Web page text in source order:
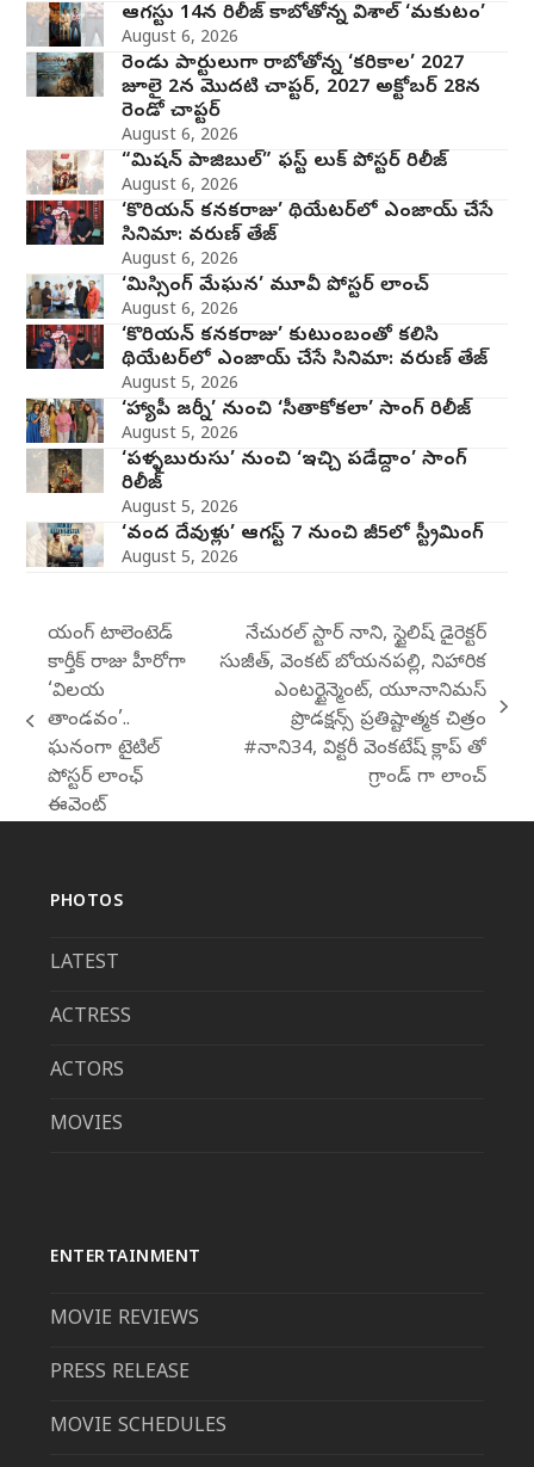
ఆగస్టు 14న రిలీజ్ కాబోతోన్న విశాల్ ‘మకుటం’
August 6, 2026
రెండు పార్టులుగా రాబోతోన్న ‘కరికాల’ 2027
జూలై 2న మొదటి చాప్టర్‌, 2027 అక్టోబర్ 28న
రెండో చాప్టర్
August 6, 2026
“మిషన్ పాజిబుల్” ఫస్ట్ లుక్ పోస్టర్ రిలీజ్
August 6, 2026
‘కొరియన్ కనకరాజు’ థియేటర్‌లో ఎంజాయ్ చేసే
సినిమా: వరుణ్ తేజ్
August 6, 2026
‘మిస్సింగ్ మేఘన’ మూవీ పోస్టర్ లాంచ్
August 6, 2026
‘కొరియన్ కనకరాజు’ కుటుంబంతో కలిసి
థియేటర్‌లో ఎంజాయ్ చేసే సినిమా: వరుణ్ తేజ్
August 5, 2026
‘హ్యాపీ జర్నీ’ నుంచి ‘సీతాకోకలా’ సాంగ్ రిలీజ్
August 5, 2026
‘పళ్ళబురుసు’ నుంచి ‘ఇచ్చి పడేద్దాం’ సాంగ్
రిలీజ్
August 5, 2026
‘వంద దేవుళ్లు’ ఆగస్ట్ 7 నుంచి జీ5లో స్ట్రీమింగ్
August 5, 2026
previous
post:
యంగ్ టాలెంటెడ్
కార్తీక్ రాజు హీరోగా
‘విలయ
తాండవం’..
ఘనంగా టైటిల్
పోస్టర్ లాంఛ్
ఈవెంట్
post:
నేచురల్ స్టార్ నాని, స్టైలిష్ డైరెక్టర్
సుజీత్, వెంకట్ బోయనపల్లి, నిహారిక
ఎంటర్టైన్మెంట్, యూనానిమస్
ప్రొడక్షన్స్ ప్రతిష్టాత్మక చిత్రం
#నాని34, విక్టరీ వెంకటేష్ క్లాప్ తో
గ్రాండ్ గా లాంచ్
PHOTOS
LATEST
ACTRESS
ACTORS
MOVIES
ENTERTAINMENT
MOVIE REVIEWS
PRESS RELEASE
MOVIE SCHEDULES